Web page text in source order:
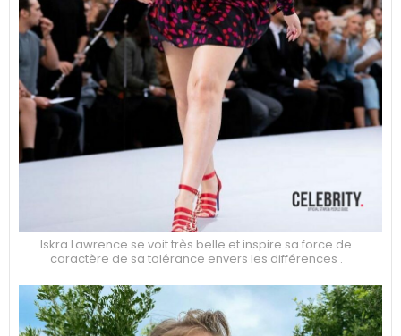
Iskra Lawrence se voit très belle et inspire sa force de
caractère de sa tolérance envers les différences .